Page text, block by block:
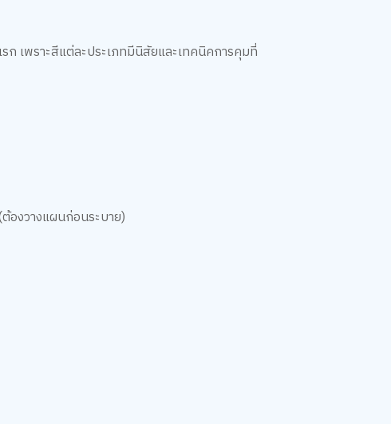
เพราะสีแต่ละประเภทมีนิสัยและเทคนิคการคุมที่
องวางแผนก่อนระบาย)